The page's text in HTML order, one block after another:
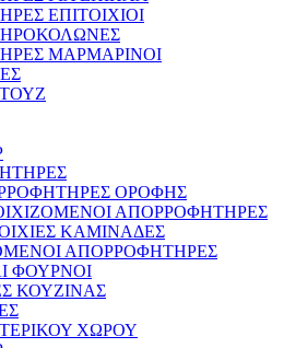
ΕΠΙΤΟΙΧΙΟΙ
ΜΑΡΜΑΡΙΝΟΙ
ΟΡΟΦΗΣ
ΑΠΟΡΡΟΦΗΤΗΡΕΣ
ΚΑΜΙΝΑΔΕΣ
ΑΠΟΡΡΟΦΗΤΗΡΕΣ
ΦΟΥΡΝΟΙ
ΚΟΥΖΙΝΑΣ
ΧΩΡΟΥ